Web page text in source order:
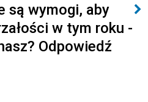
są wymogi, aby
w tym roku -
Odpowiedź